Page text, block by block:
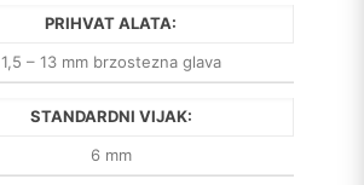
PRIHVAT ALATA:
1,5 – 13 mm brzostezna glava
STANDARDNI VIJAK:
6 mm